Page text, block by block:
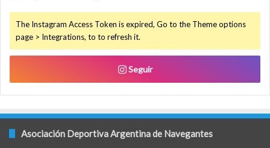
The Instagram Access Token is expired, Go to the Theme options
page > Integrations, to to refresh it.
Seguir
Asociación Deportiva Argentina de Navegantes